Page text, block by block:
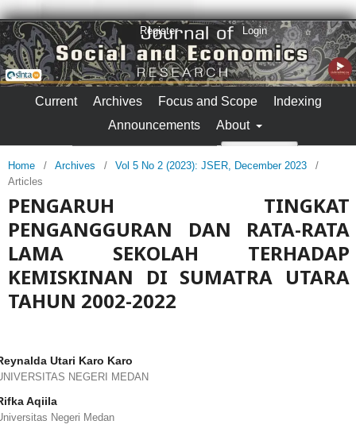
Current Archives Focus and Scope
Indexing
Announcements
About
Register Login
Home / Archives / Vol 5 No 2 (2023): JSER, December 2023
/
Articles
PENGARUH TINGKAT
PENGANGGURAN DAN RATA-RATA
LAMA SEKOLAH TERHADAP
KEMISKINAN DI SUMATRA UTARA
TAHUN 2002-2022
Utari Karo Karo
NEGERI MEDAN
Aqiila
Negeri Medan